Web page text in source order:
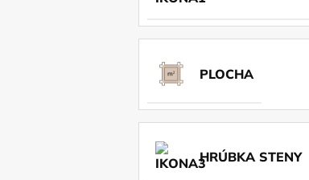
PLOCHA
HRÚBKA STENY